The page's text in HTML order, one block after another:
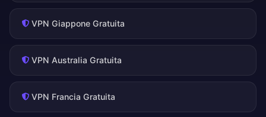
VPN Giappone Gratuita
VPN Australia Gratuita
VPN Francia Gratuita